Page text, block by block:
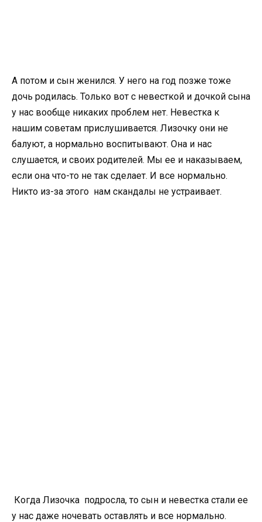
А потом и сын женился. У него на год позже тоже
дочь родилась. Только вот с невесткой и дочкой сына
у нас вообще никаких проблем нет. Невестка к
нашим советам прислушивается. Лизочку они не
балуют, а нормально воспитывают. Она и нас
слушается, и своих родителей. Мы ее и наказываем,
если она что-то не так сделает. И все нормально.
Никто из-за этого нам скандалы не устраивает.
Когда Лизочка подросла, то сын и невестка стали ее
у нас даже ночевать оставлять и все нормально.